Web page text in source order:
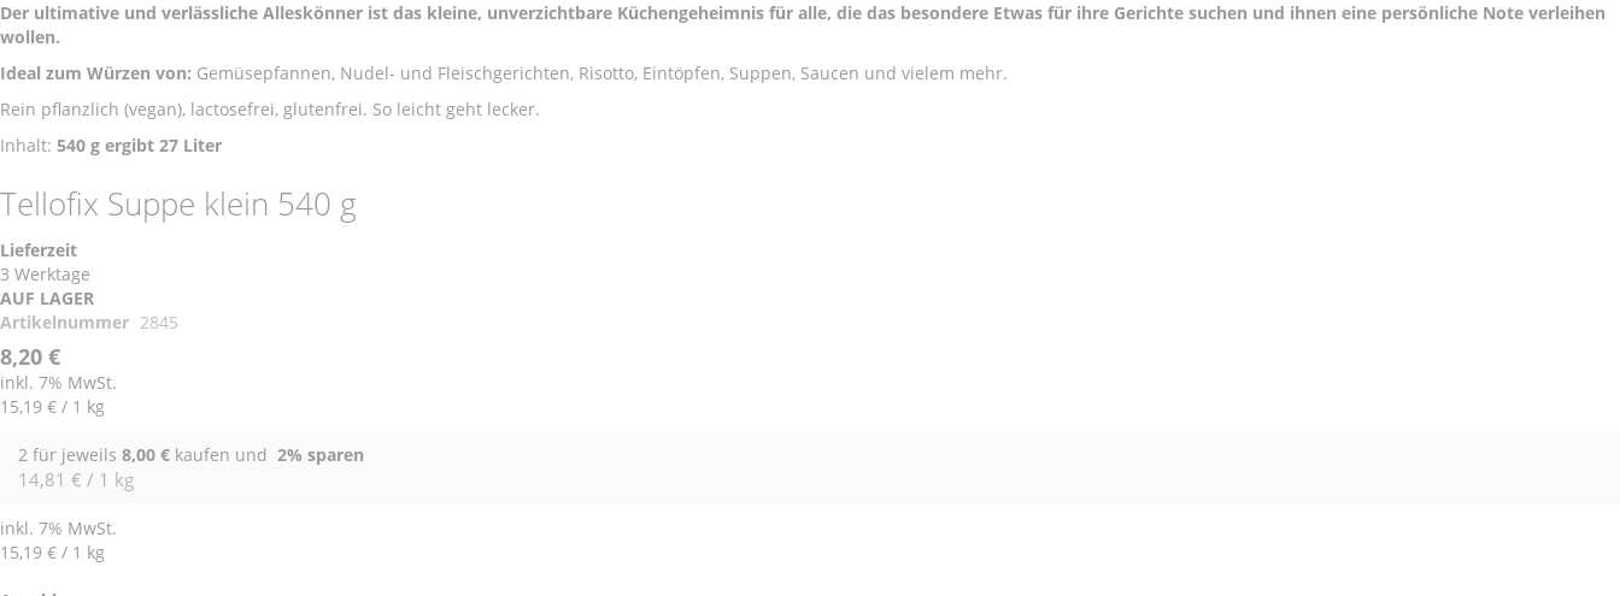
Der ultimative und verlässliche Alleskönner ist das kleine, unverzichtbare Küchengeheimnis für alle, die das besondere Etwas für ihre Gerichte suchen und ihnen eine persönliche Note verleihen
wollen.
Ideal zum Würzen von: Gemüsepfannen, Nudel- und Fleischgerichten, Risotto, Eintöpfen, Suppen, Saucen und vielem mehr.
Rein pflanzlich (vegan), lactosefrei, glutenfrei. So leicht geht lecker.
Inhalt: 540 g ergibt 27 Liter
Tellofix Suppe klein 540 g
Lieferzeit
3 Werktage
AUF LAGER
Artikelnummer 2845
8,20 €
inkl. 7% MwSt.
15,19 € / 1 kg
2 für jeweils 8,00 € kaufen und 2% sparen
14,81 € / 1 kg
inkl. 7% MwSt.
15,19 € / 1 kg